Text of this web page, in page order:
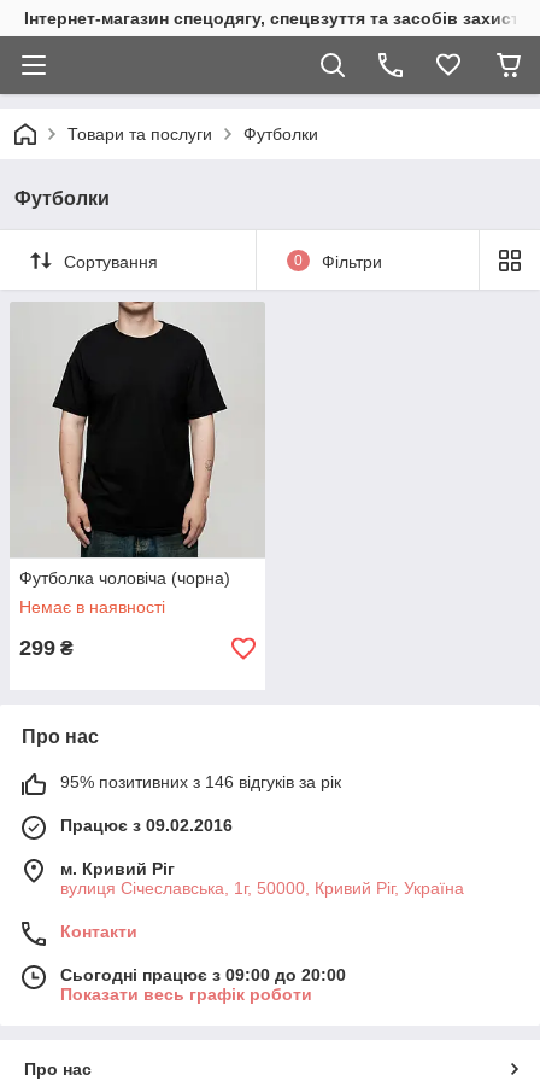
Інтернет-магазин спецодягу, спецвзуття та засобів захисту
Товари та послуги Футболки
Футболки
Сортування 0 Фільтри
Футболка чоловіча (чорна)
Немає в наявності
299 ₴
Про нас
95% позитивних з 146 відгуків за рік
Працює з 09.02.2016
м. Кривий Ріг
вулиця Січеславська, 1г, 50000, Кривий Ріг, Україна
Контакти
Сьогодні працює з 09:00 до 20:00
Показати весь графік роботи
Про нас